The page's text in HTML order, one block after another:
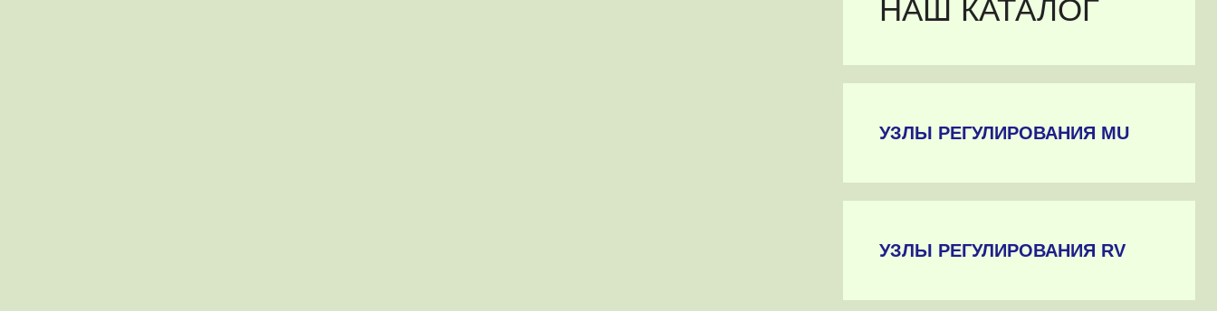
НАШ КАТАЛОГ
УЗЛЫ РЕГУЛИРОВАНИЯ MU
УЗЛЫ РЕГУЛИРОВАНИЯ RV